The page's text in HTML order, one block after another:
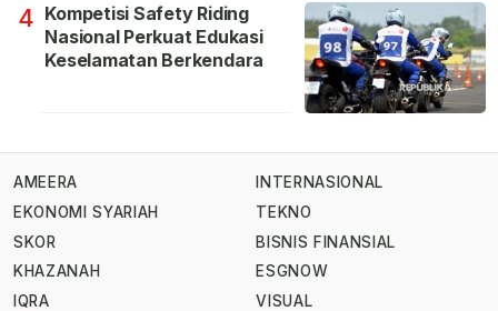
4 Kompetisi Safety Riding
Nasional Perkuat Edukasi
Keselamatan Berkendara
AMEERA
EKONOMI SYARIAH
SKOR
KHAZANAH
IQRA
INTERNASIONAL
TEKNO
BISNIS FINANSIAL
ESGNOW
VISUAL